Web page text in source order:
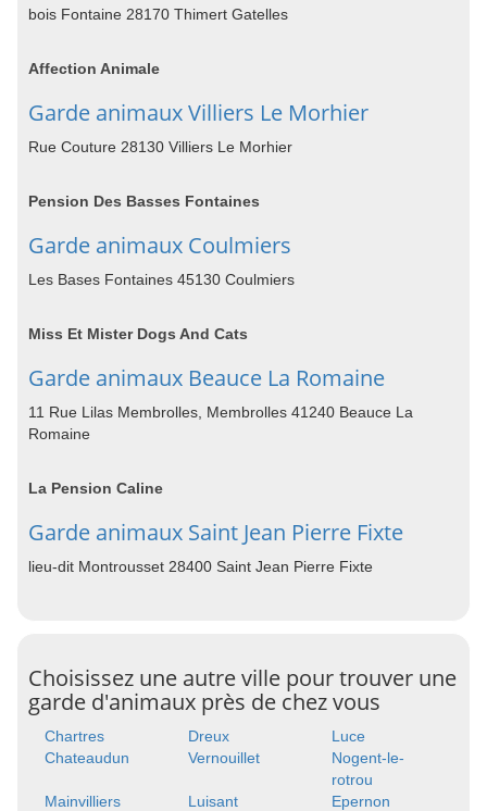
bois Fontaine 28170 Thimert Gatelles
Affection Animale
Garde animaux Villiers Le Morhier
Rue Couture 28130 Villiers Le Morhier
Pension Des Basses Fontaines
Garde animaux Coulmiers
Les Bases Fontaines 45130 Coulmiers
Miss Et Mister Dogs And Cats
Garde animaux Beauce La Romaine
11 Rue Lilas Membrolles, Membrolles 41240 Beauce La
Romaine
La Pension Caline
Garde animaux Saint Jean Pierre Fixte
lieu-dit Montrousset 28400 Saint Jean Pierre Fixte
Choisissez une autre ville pour trouver une
garde d'animaux près de chez vous
Chartres Dreux
Luce
Chateaudun
Vernouillet
Nogent-le-
rotrou
Mainvilliers
Luisant
Epernon